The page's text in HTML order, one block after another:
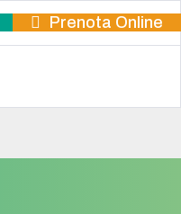
Prenota Online